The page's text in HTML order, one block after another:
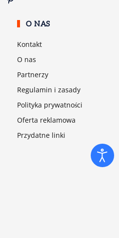
O NAS
Kontakt
O nas
Partnerzy
Regulamin i zasady
Polityka prywatności
Oferta reklamowa
Przydatne linki